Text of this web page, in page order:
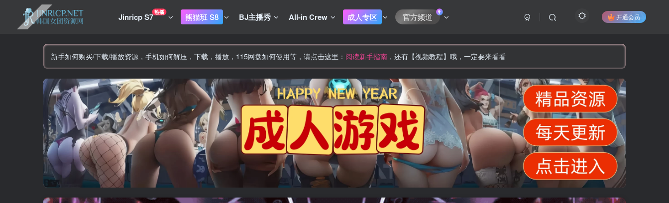
Jinricp S7热播 熊猫班 S8 BJ主播秀 All-in Crew 成人专区 官方频道 开通会员
新手如何购买/下载/播放资源，手机如何解压，下载，播放，115网盘如何使用等，请点击这里： 阅读新手指南 ，还有【视频教程】哦，一定要来看看